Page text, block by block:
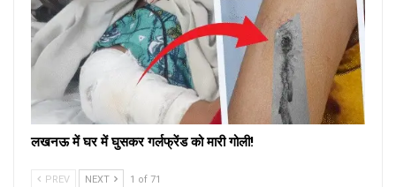
लखनऊ में घर में घुसकर गर्लफ्रेंड को मारी गोली!
PREV NEXT 1 of 71